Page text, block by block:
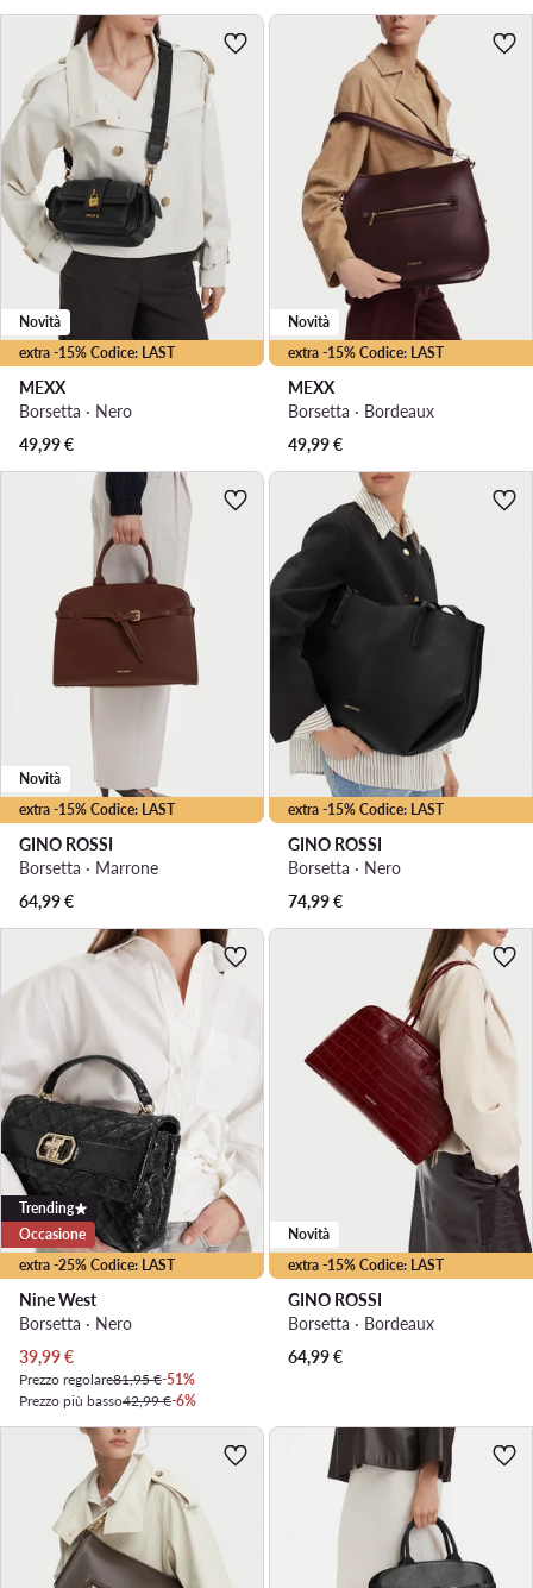
extra -15% Codice: LAST
Novità
MEXX
Borsetta · Nero
49,99€
extra -15% Codice: LAST
Novità
MEXX
Borsetta · Bordeaux
49,99€
extra -15% Codice: LAST
Novità
GINO ROSSI
Borsetta · Marrone
64,99€
extra -15% Codice: LAST
GINO ROSSI
Borsetta · Nero
74,99€
extra -25% Codice: LAST
Trending
Occasione
Nine West
Borsetta · Nero
Prezzo attuale
39,99€
Prezzo regolare81,95 €-51%
Prezzo più basso42,99 €-6%
extra -15% Codice: LAST
Novità
GINO ROSSI
Borsetta · Bordeaux
64,99€